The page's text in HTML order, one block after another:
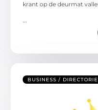
krant op de deurmat
BUSINESS /